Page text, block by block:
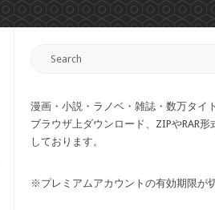
漫画・小説・ラノベ・雑誌・数万タイ
ブラウザ上ダウンロード、ZIPやRAR形
しております。
※プレミアムアカウントの有効期限が